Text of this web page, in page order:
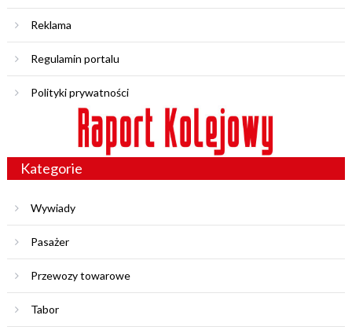
Reklama
Regulamin portalu
Polityki prywatności
Kategorie
Wywiady
Pasażer
Przewozy towarowe
Tabor